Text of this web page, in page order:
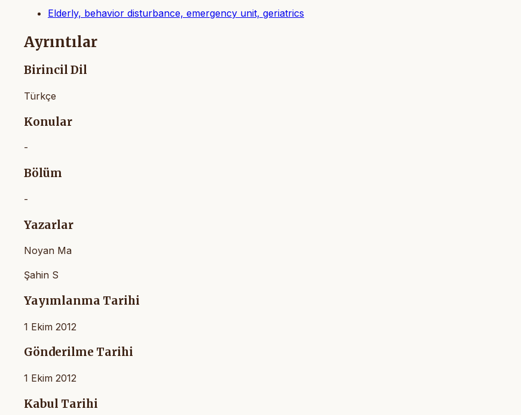
Elderly, behavior disturbance, emergency unit, geriatrics
Ayrıntılar
Birincil Dil
Türkçe
Konular
-
Bölüm
-
Yazarlar
Noyan Ma
Şahin S
Yayımlanma Tarihi
1 Ekim 2012
Gönderilme Tarihi
1 Ekim 2012
Kabul Tarihi